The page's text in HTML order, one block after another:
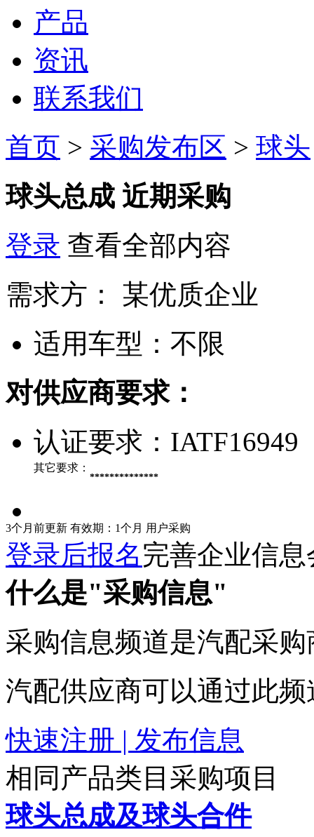
产品
资讯
联系我们
首页 > 采购发布区 > 球头
球头总成 近期采购
登录 查看全部内容
需求方：
某优质企业
适用车型： 不限
对供应商要求：
认证要求： IATF16949
其它要求：
**************
3个月前更新 有效期：1个月 用户采购
登录后报名完善企业信
什么是"采购信息"
采购信息频道是汽配采
汽配供应商可以通过此
快速注册 | 发布信息
相同产品类目采购项目
球头总成及球头合件